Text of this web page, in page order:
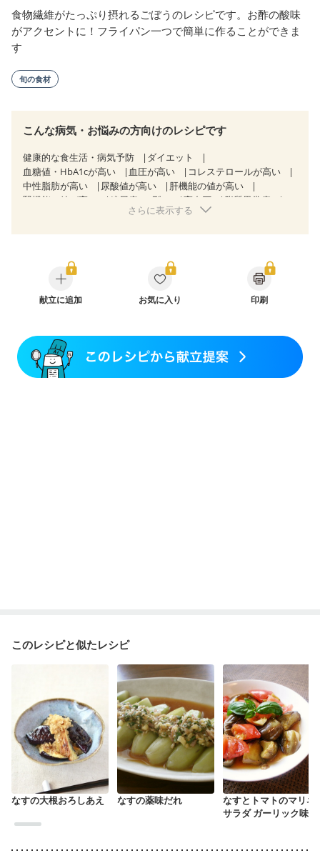
食物繊維がたっぷり摂れるごぼうのレシピです。お酢の酸味
がアクセントに！フライパン一つで簡単に作ることができま
す
旬の食材
こんな病気・お悩みの方向けのレシピです
健康的な食生活・病気予防
ダイエット
血糖値・HbA1cが高い
血圧が高い
コレステロールが高い
中性脂肪が高い
尿酸値が高い
肝機能の値が高い
腎機能の値が高い
糖尿病（2型） 高血圧
脂質異常症
狭心症 心筋梗塞
糖尿病性腎症（第１期）
糖尿病性腎症（第２期）
糖尿病性腎症（第３期）
CKD（ステージ１）
CKD（ステージ２）
CKD（ステージ３a）
乳がん治療を終えた方・経過観察中の方など
味の感じ方が変わった
妊娠中(初期)
妊婦健診・体重増加が気になる（初期）
さらに表示する
献立に追加 お気に入り 印刷
このレシピと似たレシピ
なすの大根おろしあえ なすの薬味だれ
なすとトマトのマリネ
サラダ ガーリック味